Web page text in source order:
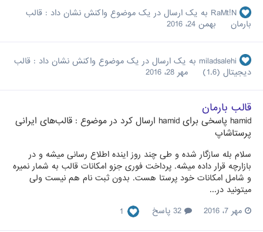
RaMt!N به یک ارسال در یک موضوع واکنش نشان داد : قالب
بارمان
بهمن 24، 2016
miladsalehi به یک ارسال در یک موضوع واکنش نشان داد : قالب
دیجیتال (1.6)
مهر 28، 2016
قالب بارمان
hamid پاسخی برای hamid ارسال کرد در موضوع : قالب‌های ایرانی
پرستاشاپ
سلام بله سازگار شده و طی چند روز اینده اطلاع رسانی میشه و در
بازارچه قرار داده میشه. پرداخت فوری جزو امکانات قالب به شمار نمیره
و شامل امکانات خود پرستا هست. بدون ثبت نام هم نیست ولی
میتونید در...
مهر 7، 2016
1